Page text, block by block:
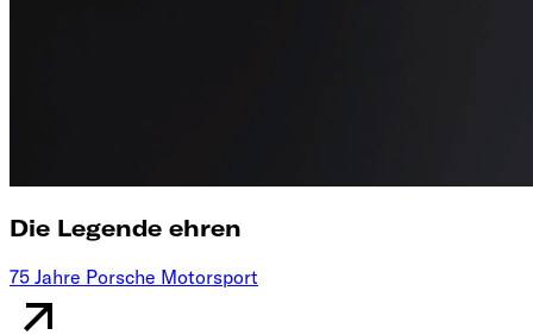
Die Legende ehren
75 Jahre Porsche Motorsport